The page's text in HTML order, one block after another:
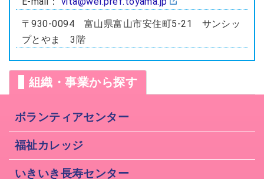
〒930-0094 富山県富山市安住町5-21 サンシッ
プとやま 3階
組織・事業から探す
ボランティアセンター
福祉カレッジ
いきいき長寿センター